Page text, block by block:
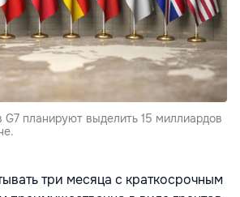
планируют выделить 15 миллиардов
три месяца с краткосрочным